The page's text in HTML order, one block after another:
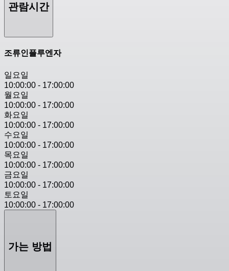
관람시간
조류인플루엔자
일요일
10:00:00 - 17:00:00
월요일
10:00:00 - 17:00:00
화요일
10:00:00 - 17:00:00
수요일
10:00:00 - 17:00:00
목요일
10:00:00 - 17:00:00
금요일
10:00:00 - 17:00:00
토요일
10:00:00 - 17:00:00
가는 방법